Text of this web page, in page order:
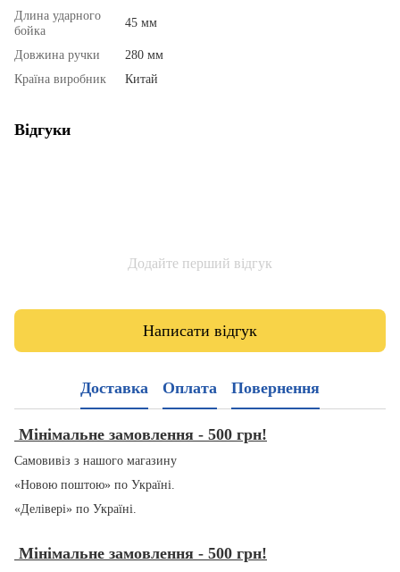
Длина ударного
бойка
45 мм
Довжина ручки
280 мм
Країна виробник
Китай
Відгуки
Додайте перший відгук
Написати відгук
Доставка Оплата Повернення
Мінімальне замовлення - 500 грн!
Самовивіз з нашого магазину
«Новою поштою» по Україні.
«Делівері» по Україні.
Мінімальне замовлення - 500 грн!